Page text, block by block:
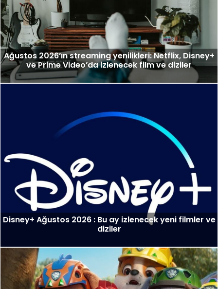
Ağustos 2026’ın streaming yenilikleri: Netflix, Disney+
ve Prime Video’da izlenecek film ve diziler
Disney+ Ağustos 2026 : Bu ay izlenecek yeni filmler ve
diziler